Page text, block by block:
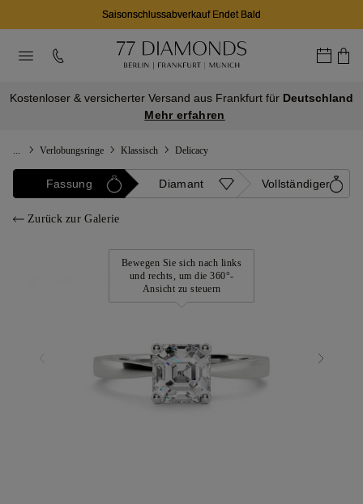
Saisonschlussabverkauf Endet Bald
Kostenloser & versicherter Versand aus Frankfurt für Deutschland
Mehr erfahren
Verlobungsringe Klassisch Delicacy
Fassung Diamant Vollständiger
Zurück zur Galerie
Bewegen Sie sich nach links
und rechts, um die 360°-
Ansicht zu steuern